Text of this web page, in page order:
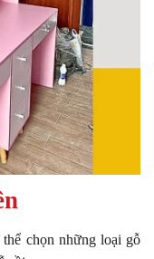
chọn những loại gỗ